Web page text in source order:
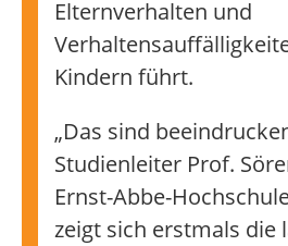
Elternverhalten und
Kindern führt.
„Das sind
Studienleiter Prof.
Ernst-Abbe-
zeigt sich erstmals die